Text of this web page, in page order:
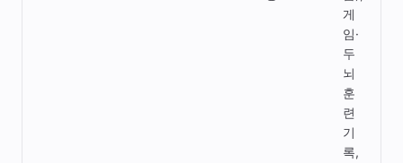
게
임·
두
뇌
훈
련
기
록,